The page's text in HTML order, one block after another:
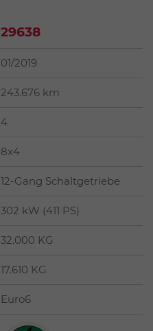
29638
01/2019
243.676 km
4
8x4
12-Gang Schaltgetriebe
302 kW (411 PS)
32.000 KG
17.610 KG
Euro6